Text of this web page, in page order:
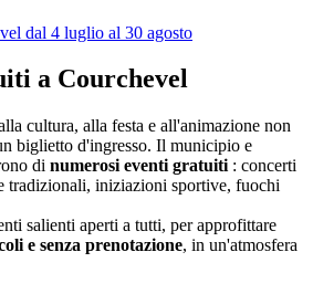
dal 4 luglio al 30 agosto
a Courchevel
cultura, alla festa e all'animazione non
biglietto d'ingresso. Il municipio e
di numerosi eventi gratuiti : concerti
tradizionali, iniziazioni sportive, fuochi
salienti aperti a tutti, per approfittare
e senza prenotazione, in un'atmosfera